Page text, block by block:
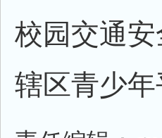
校园交通
辖区青少